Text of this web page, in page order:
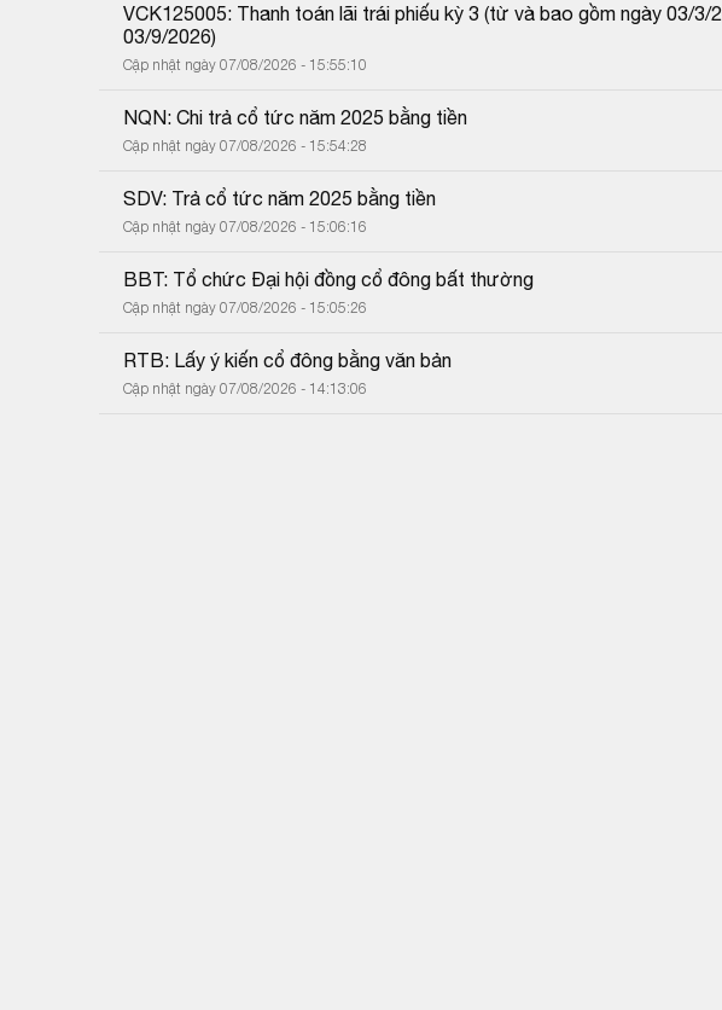
VCK125005: Thanh toán lãi trái phiếu kỳ 3 (từ và bao gồm ngày 03/3/
03/9/2026)
Cập nhật ngày 07/08/2026 - 15:55:10
NQN: Chi trả cổ tức năm 2025 bằng tiền
Cập nhật ngày 07/08/2026 - 15:54:28
SDV: Trả cổ tức năm 2025 bằng tiền
Cập nhật ngày 07/08/2026 - 15:06:16
BBT: Tổ chức Đại hội đồng cổ đông bất thường
Cập nhật ngày 07/08/2026 - 15:05:26
RTB: Lấy ý kiến cổ đông bằng văn bản
Cập nhật ngày 07/08/2026 - 14:13:06